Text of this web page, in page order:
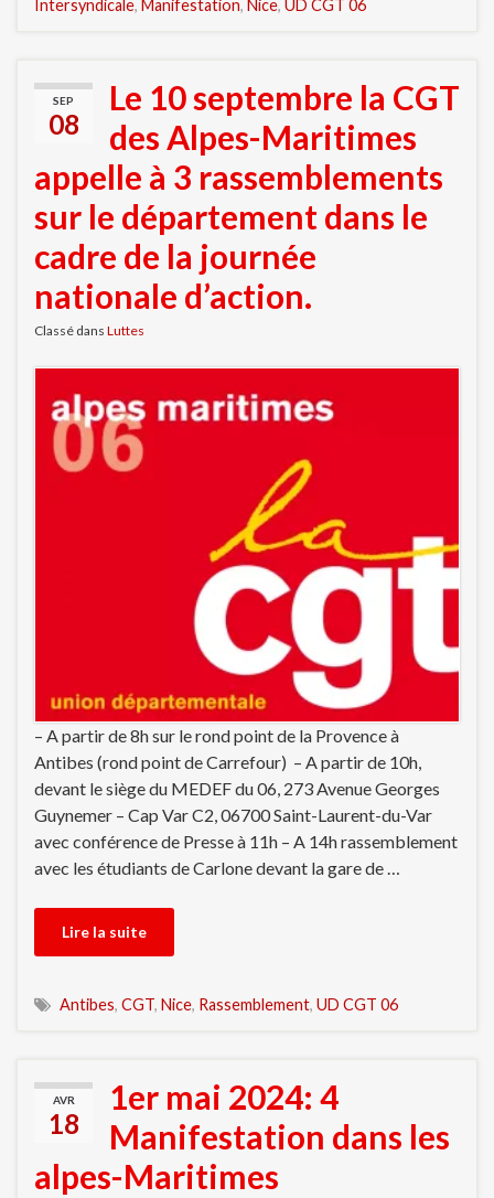
Intersyndicale, Manifestation, Nice, UD CGT 06
SEP
08
Le 10 septembre la CGT
des Alpes-Maritimes
appelle à 3 rassemblements
sur le département dans le
cadre de la journée
nationale d’action.
Classé dans Luttes
– A partir de 8h sur le rond point de la Provence à
Antibes (rond point de Carrefour) – A partir de 10h,
devant le siège du MEDEF du 06, 273 Avenue Georges
Guynemer – Cap Var C2, 06700 Saint-Laurent-du-Var
avec conférence de Presse à 11h – A 14h rassemblement
avec les étudiants de Carlone devant la gare de …
Lire la suite
Antibes, CGT, Nice, Rassemblement, UD CGT 06
AVR
18
1er mai 2024: 4
Manifestation dans les
alpes-Maritimes